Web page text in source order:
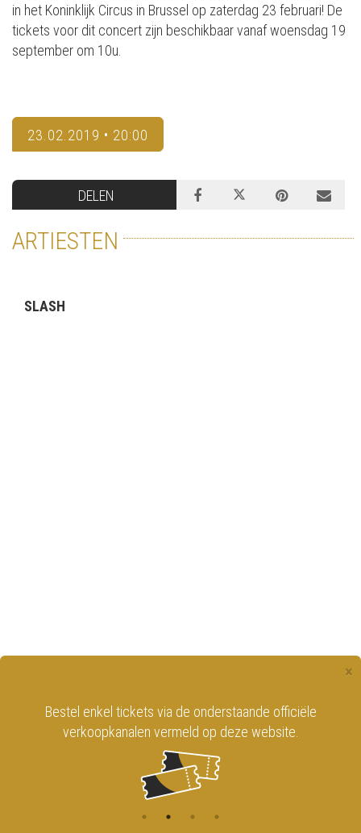
in het Koninklijk Circus in Brussel op zaterdag 23 februari! De
tickets voor dit concert zijn beschikbaar vanaf woensdag 19
september om 10u.
23.02.2019 • 20:00
DELEN
ARTIESTEN
SLASH
×
Bestel enkel tickets via de onderstaande officiële
verkoopkanalen vermeld op deze website.